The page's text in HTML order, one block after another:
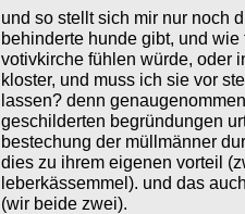
und so stellt sich mir nur noch
behinderte hunde gibt, und
votivkirche fühlen würde, oder
kloster, und muss ich sie vor
lassen? denn
geschilderten begründungen
bestechung der müllmänner
dies zu ihrem eigenen vorteil
leberkässemmel). und das
(wir beide zwei).